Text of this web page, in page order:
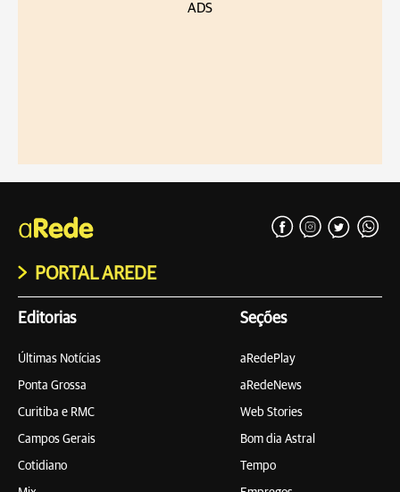
ADS
PORTAL AREDE
Editorias
Últimas Notícias
Ponta Grossa
Curitiba e RMC
Campos Gerais
Cotidiano
Seções
aRedePlay
aRedeNews
Web Stories
Bom dia Astral
Tempo